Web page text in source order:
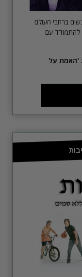
ברחבי העולם
להתמודד עם
'האמת על